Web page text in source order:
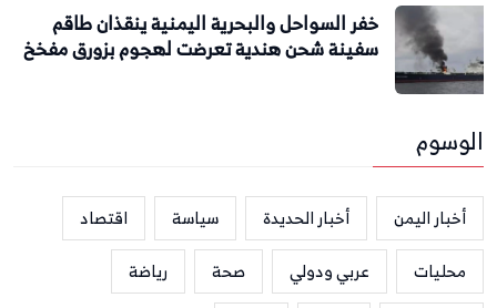
خفر السواحل والبحرية اليمنية ينقذان طاقم
سفينة شحن هندية تعرضت لهجوم بزورق مفخخ
الوسوم
أخبار اليمن أخبار الحديدة سياسة
اقتصاد
محليات
عربي ودولي صحة
رياضة